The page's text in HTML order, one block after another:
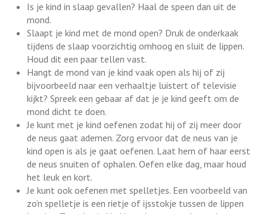
Is je kind in slaap gevallen? Haal de speen dan uit de
mond.
Slaapt je kind met de mond open? Druk de onderkaak
tijdens de slaap voorzichtig omhoog en sluit de lippen.
Houd dit een paar tellen vast.
Hangt de mond van je kind vaak open als hij of zij
bijvoorbeeld naar een verhaaltje luistert of televisie
kijkt? Spreek een gebaar af dat je je kind geeft om de
mond dicht te doen.
Je kunt met je kind oefenen zodat hij of zij meer door
de neus gaat ademen. Zorg ervoor dat de neus van je
kind open is als je gaat oefenen. Laat hem of haar eerst
de neus snuiten of ophalen. Oefen elke dag, maar houd
het leuk en kort.
Je kunt ook oefenen met spelletjes. Een voorbeeld van
zo’n spelletje is een rietje of ijsstokje tussen de lippen